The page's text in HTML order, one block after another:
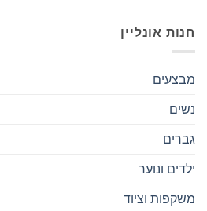
חנות אונליין
מבצעים
נשים
גברים
ילדים ונוער
משקפות וציוד